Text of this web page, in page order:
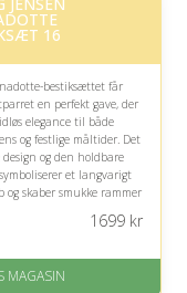
16
bestiksættet får
en perfekt gave, der
elegance til både
og festlige måltider. Det
design og den holdbare
et langvarigt
og skaber smukke rammer
1-3 dage
1699kr
MAGASIN